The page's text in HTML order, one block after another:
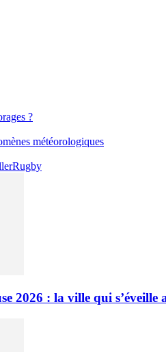
?
météorologiques
Rugby
2026 : la ville qui s’éveille